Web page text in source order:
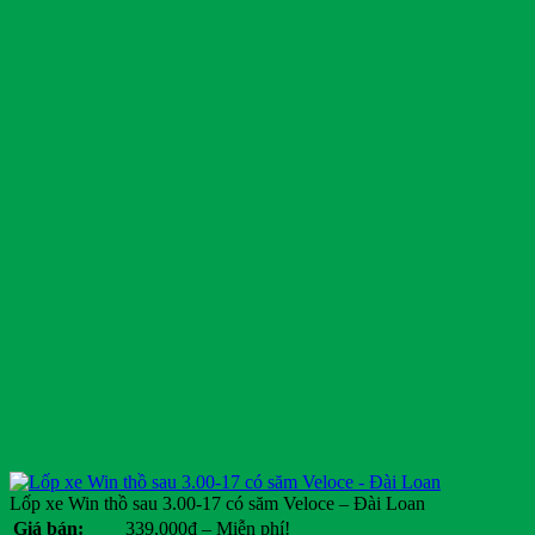
Lốp xe Win thồ sau 3.00-17 có săm Veloce – Đài Loan
Giá bán:
339,000₫ – Miễn phí!